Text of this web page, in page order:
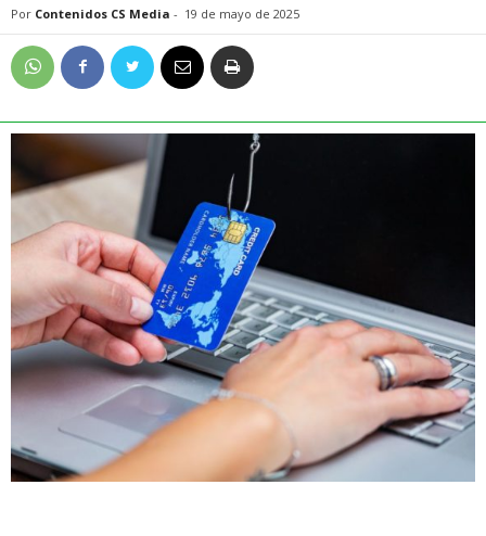
Por Contenidos CS Media - 19 de mayo de 2025